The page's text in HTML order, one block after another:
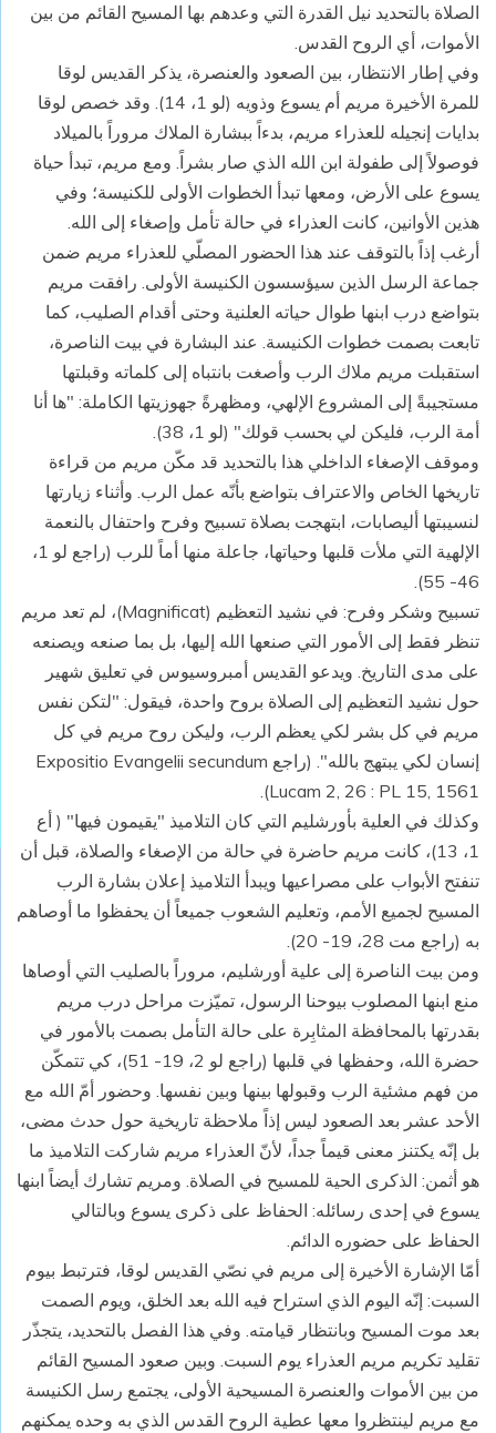
الصلاة بالتحديد نيل القدرة التي وعدهم بها المسيح القائم من بين
الأموات، أي الروح القدس.
وفي إطار الانتظار، بين الصعود والعنصرة، يذكر القديس لوقا
للمرة الأخيرة مريم أم يسوع وذويه (لو 1، 14). وقد خصص لوقا
بدايات إنجيله للعذراء مريم، بدءاً ببشارة الملاك مروراً بالميلاد
فوصولاً إلى طفولة ابن الله الذي صار بشراً. ومع مريم، تبدأ حياة
يسوع على الأرض، ومعها تبدأ الخطوات الأولى للكنيسة؛ وفي
هذين الأوانين، كانت العذراء في حالة تأمل وإصغاء إلى الله.
أرغب إذاً بالتوقف عند هذا الحضور المصلّي للعذراء مريم ضمن
جماعة الرسل الذين سيؤسسون الكنيسة الأولى. رافقت مريم
بتواضع درب ابنها طوال حياته العلنية وحتى أقدام الصليب، كما
تابعت بصمت خطوات الكنيسة. عند البشارة في بيت الناصرة،
استقبلت مريم ملاك الرب وأصغت بانتباه إلى كلماته وقبلتها
مستجيبةً إلى المشروع الإلهي، ومظهرةً جهوزيتها الكاملة: "ها أنا
أمة الرب، فليكن لي بحسب قولك" (لو 1، 38).
وموقف الإصغاء الداخلي هذا بالتحديد قد مكّن مريم من قراءة
تاريخها الخاص والاعتراف بتواضع بأنّه عمل الرب. وأثناء زيارتها
لنسيبتها أليصابات، ابتهجت بصلاة تسبيح وفرح واحتفال بالنعمة
الإلهية التي ملأت قلبها وحياتها، جاعلة منها أماً للرب (راجع لو 1،
46- 55).
تسبيح وشكر وفرح: في نشيد التعظيم (Magnificat)، لم تعد مريم
تنظر فقط إلى الأمور التي صنعها الله إليها، بل بما صنعه ويصنعه
على مدى التاريخ. ويدعو القديس أمبروسيوس في تعليق شهير
حول نشيد التعظيم إلى الصلاة بروح واحدة، فيقول: "لتكن نفس
مريم في كل بشر لكي يعظم الرب، وليكن روح مريم في كل
إنسان لكي يبتهج بالله". (راجع Expositio Evangelii secundum
Lucam 2, 26 : PL 15, 1561).
وكذلك في العلية بأورشليم التي كان التلاميذ "يقيمون فيها" ( أع
1، 13)، كانت مريم حاضرة في حالة من الإصغاء والصلاة، قبل أن
تنفتح الأبواب على مصراعيها ويبدأ التلاميذ إعلان بشارة الرب
المسيح لجميع الأمم، وتعليم الشعوب جميعاً أن يحفظوا ما أوصاهم
به (راجع مت 28، 19- 20).
ومن بيت الناصرة إلى علية أورشليم، مروراً بالصليب التي أوصاها
منع ابنها المصلوب بيوحنا الرسول، تميّزت مراحل درب مريم
بقدرتها بالمحافظة المثابِرة على حالة التأمل بصمت بالأمور في
حضرة الله، وحفظها في قلبها (راجع لو 2، 19- 51)، كي تتمكّن
من فهم مشئية الرب وقبولها بينها وبين نفسها. وحضور أمّ الله مع
الأحد عشر بعد الصعود ليس إذاً ملاحظة تاريخية حول حدث مضى،
بل إنّه يكتنز معنى قيماً جداً، لأنّ العذراء مريم شاركت التلاميذ ما
هو أثمن: الذكرى الحية للمسيح في الصلاة. ومريم تشارك أيضاً ابنها
يسوع في إحدى رسائله: الحفاظ على ذكرى يسوع وبالتالي
الحفاظ على حضوره الدائم.
أمّا الإشارة الأخيرة إلى مريم في نصّي القديس لوقا، فترتبط بيوم
السبت: إنّه اليوم الذي استراح فيه الله بعد الخلق، ويوم الصمت
بعد موت المسيح وبانتظار قيامته. وفي هذا الفصل بالتحديد، يتجذّر
تقليد تكريم مريم العذراء يوم السبت. وبين صعود المسيح القائم
من بين الأموات والعنصرة المسيحية الأولى، يجتمع رسل الكنيسة
مع مريم لينتظروا معها عطية الروح القدس الذي به وحده يمكنهم